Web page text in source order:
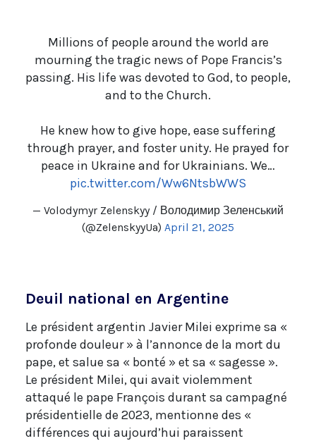
Millions of people around the world are
mourning the tragic news of Pope Francis’s
passing. His life was devoted to God, to people,
and to the Church.
He knew how to give hope, ease suffering
through prayer, and foster unity. He prayed for
peace in Ukraine and for Ukrainians. We…
pic.twitter.com/Ww6NtsbWWS
— Volodymyr Zelenskyy / Володимир Зеленський
(@ZelenskyyUa) April 21, 2025
Deuil national en Argentine
Le président argentin Javier Milei exprime sa «
profonde douleur » à l’annonce de la mort du
pape, et salue sa « bonté » et sa « sagesse ».
Le président Milei, qui avait violemment
attaqué le pape François durant sa campagné
présidentielle de 2023, mentionne des «
différences qui aujourd’hui paraissent